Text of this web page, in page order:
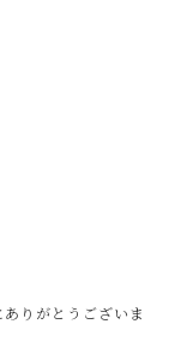
りがとうございま